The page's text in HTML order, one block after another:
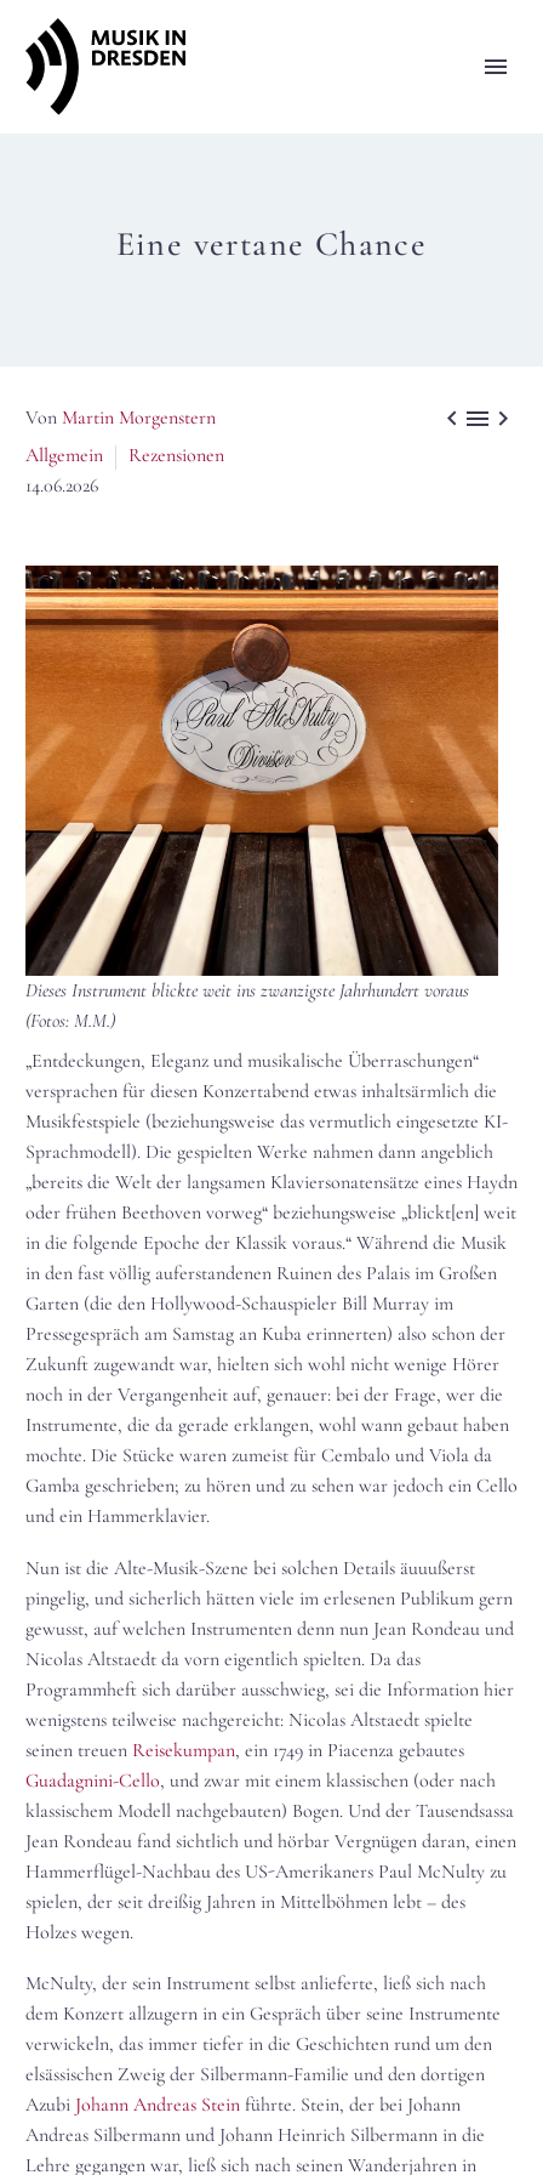
Eine vertane Chance
  
Von Martin Morgenstern
Allgemein
Rezensionen
14.06.2026
Dieses Instrument blickte weit ins zwanzigste Jahrhundert voraus
(Fotos: M.M.)
„Entdeckungen, Eleganz und musikalische Überraschungen“
versprachen für diesen Konzertabend etwas inhaltsärmlich die
Musikfestspiele (beziehungsweise das vermutlich eingesetzte KI-
Sprachmodell). Die gespielten Werke nahmen dann angeblich
„bereits die Welt der langsamen Klaviersonatensätze eines Haydn
oder frühen Beethoven vorweg“ beziehungsweise „blickt[en] weit
in die folgende Epoche der Klassik voraus.“ Während die Musik
in den fast völlig auferstandenen Ruinen des Palais im Großen
Garten (die den Hollywood-Schauspieler Bill Murray im
Pressegespräch am Samstag an Kuba erinnerten) also schon der
Zukunft zugewandt war, hielten sich wohl nicht wenige Hörer
noch in der Vergangenheit auf, genauer: bei der Frage, wer die
Instrumente, die da gerade erklangen, wohl wann gebaut haben
mochte. Die Stücke waren zumeist für Cembalo und Viola da
Gamba geschrieben; zu hören und zu sehen war jedoch ein Cello
und ein Hammerklavier.
Nun ist die Alte-Musik-Szene bei solchen Details äuuußerst
pingelig, und sicherlich hätten viele im erlesenen Publikum gern
gewusst, auf welchen Instrumenten denn nun Jean Rondeau und
Nicolas Altstaedt da vorn eigentlich spielten. Da das
Programmheft sich darüber ausschwieg, sei die Information hier
wenigstens teilweise nachgereicht: Nicolas Altstaedt spielte
seinen treuen Reisekumpan, ein 1749 in Piacenza gebautes
Guadagnini-Cello, und zwar mit einem klassischen (oder nach
klassischem Modell nachgebauten) Bogen. Und der Tausendsassa
Jean Rondeau fand sichtlich und hörbar Vergnügen daran, einen
Hammerflügel-Nachbau des US-Amerikaners Paul McNulty zu
spielen, der seit dreißig Jahren in Mittelböhmen lebt – des
Holzes wegen.
McNulty, der sein Instrument selbst anlieferte, ließ sich nach
dem Konzert allzugern in ein Gespräch über seine Instrumente
verwickeln, das immer tiefer in die Geschichten rund um den
elsässischen Zweig der Silbermann-Familie und den dortigen
Azubi Johann Andreas Stein führte. Stein, der bei Johann
Andreas Silbermann und Johann Heinrich Silbermann in die
Lehre gegangen war, ließ sich nach seinen Wanderjahren in